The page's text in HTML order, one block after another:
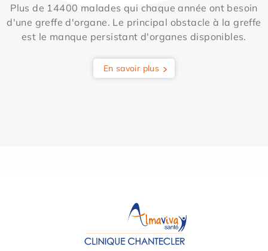
Plus de 14400 malades qui chaque année ont besoin
d'une greffe d'organe. Le principal obstacle à la greffe
est le manque persistant d'organes disponibles.
En savoir plus